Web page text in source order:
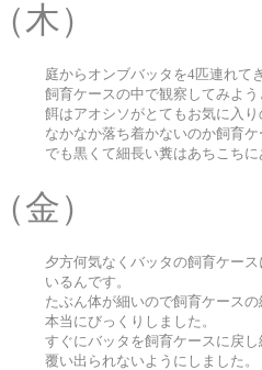
木）
庭からオンブバッタを4匹連れて
飼育ケースの中で観察してみよ
餌はアオシソがとてもお気に入
なかなか落ち着かないのか飼育
でも黒くて細長い糞はあちこち
金）
夕方何気なくバッタの飼育ケー
いるんです。
たぶん体が細いので飼育ケース
本当にびっくりしました。
すぐにバッタを飼育ケースに戻
覆い出られないようにしました。